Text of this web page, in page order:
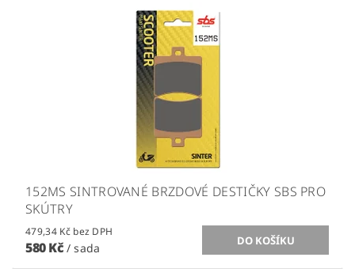
152MS SINTROVANÉ BRZDOVÉ DESTIČKY SBS PRO
SKÚTRY
479,34 Kč bez DPH
580 Kč / sada